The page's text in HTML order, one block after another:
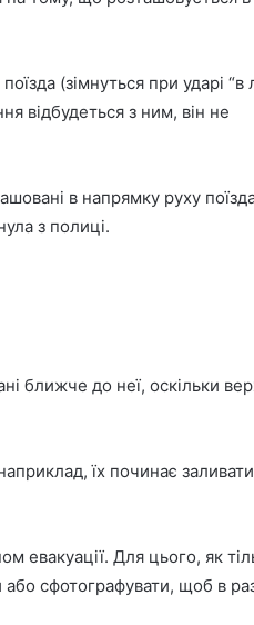
(зімнуться при ударі “в
відбудеться з ним, він не
в напрямку руху
з полиці.
ближче до неї, оскільки
їх починає
евакуації. Для цього, як
або сфотографувати, щоб в